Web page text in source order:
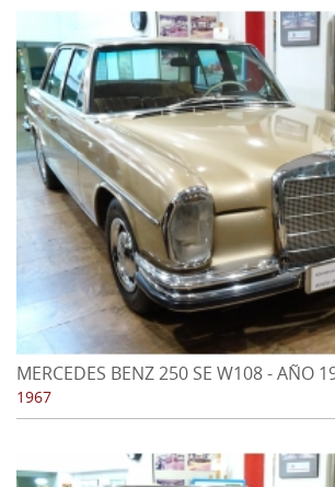
MERCEDES BENZ 250 SE W108 - AÑO
1967